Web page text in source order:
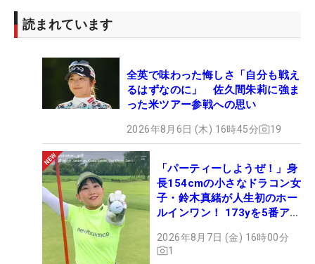
読まれています
全英で味わった悔しさ「自分も戦え
るはずなのに」 佐久間朱莉に強ま
った米ツアー参戦への思い
2026年8月6日 (木) 16時45分 19
「パーティーしようぜ！」身
長154cmの小さなドラコン女
子・鈴木真緒が人生初のホー
ルインワン！ 173yを5番アイ
2026年8月7日 (金) 16時00分
1